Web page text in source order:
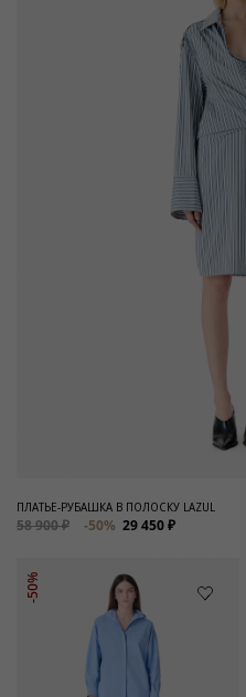
ПЛАТЬЕ-РУБАШКА В ПОЛОСКУ LAZUL
58 900 ₽ -50% 29 450 ₽
-50%